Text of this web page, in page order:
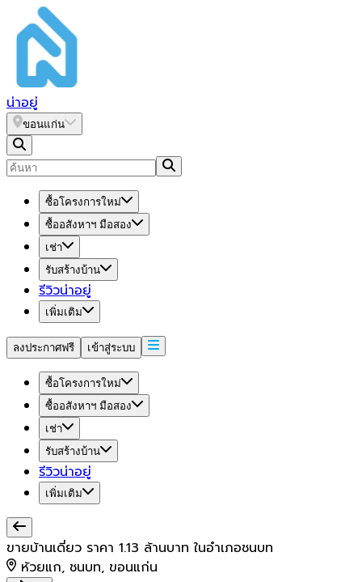
น่าอยู่
ขอนแก่น
ซื้อโครงการใหม่
ซื้ออสังหาฯ มือสอง
เช่า
รับสร้างบ้าน
รีวิวน่าอยู่
เพิ่มเติม
ลงประกาศฟรี เข้าสู่ระบบ
ซื้อโครงการใหม่
ซื้ออสังหาฯ มือสอง
เช่า
รับสร้างบ้าน
รีวิวน่าอยู่
เพิ่มเติม
ขายบ้านเดี่ยว ราคา 1.13 ล้านบาท ในอำเภอชนบท
ห้วยแก, ชนบท, ขอนแก่น